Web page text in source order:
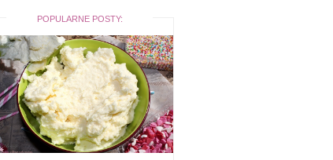
POPULARNE POSTY: